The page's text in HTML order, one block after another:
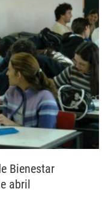
Bienestar
abril